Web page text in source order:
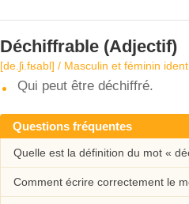
Déchiffrable (Adjectif)
[de.ʃi.fʁabl] / Masculin et féminin
Qui peut être déchiffré.
Questions fréquentes
Quelle est la définition du mot «
Comment écrire correctement le